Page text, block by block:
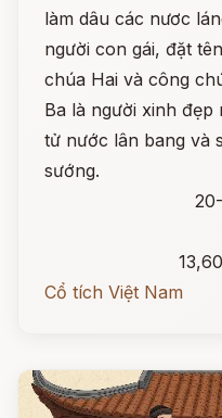
làm dâu các nươc
người con gái, đặt
chúa Hai và công
Ba là người xinh
tử nước lân bang và
sướng.
Cổ tích Việt Nam